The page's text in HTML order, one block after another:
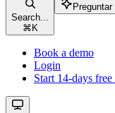
Search...
⌘ K
Book a demo
Login
Start 14-days free